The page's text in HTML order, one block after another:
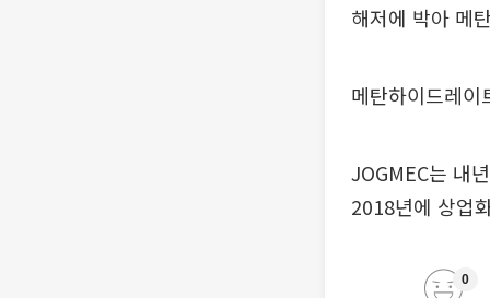
해저에 박아 메
메탄하이드레
JOGMEC는 내
2018년에 상업
0